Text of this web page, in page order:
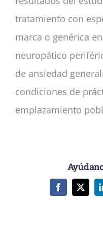
tratamiento con
marca o genérica
neuropático
de ansiedad
condiciones de
emplazamiento
Facebook
X